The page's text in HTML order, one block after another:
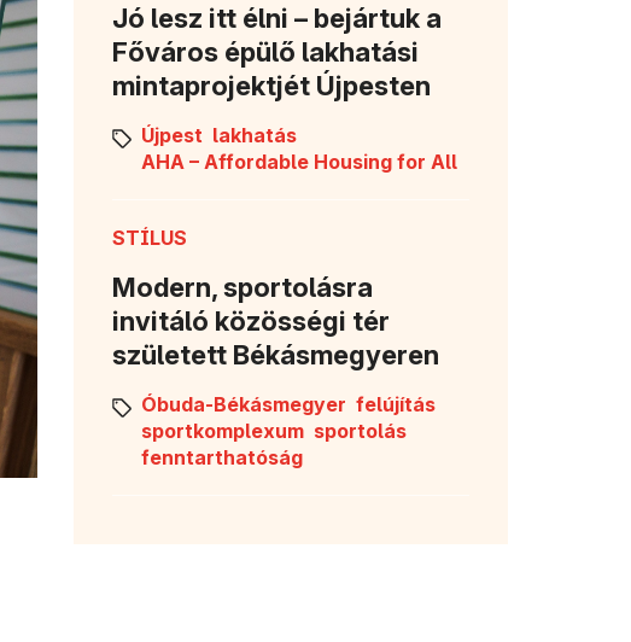
Jó lesz itt élni – bejártuk a
Főváros épülő lakhatási
mintaprojektjét Újpesten
Újpest lakhatás
AHA – Affordable Housing for All
STÍLUS
Modern, sportolásra
invitáló közösségi tér
született Békásmegyeren
Óbuda-Békásmegyer felújítás
sportkomplexum sportolás
fenntarthatóság